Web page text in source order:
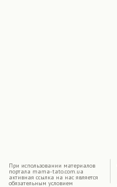
При использовании материалов
портала mama-tato.com.ua
активная ссылка на нас является
обязательным условием